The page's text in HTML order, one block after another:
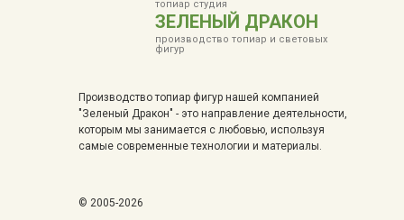
топиар студия
ЗЕЛЕНЫЙ ДРАКОН
производство топиар и световых
фигур
Производство топиар фигур нашей компанией
"Зеленый Дракон" - это направление деятельности,
которым мы занимается с любовью, используя
самые современные технологии и материалы.
© 2005-2026